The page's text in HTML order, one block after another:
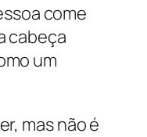
come
cabeça
um
mas não é